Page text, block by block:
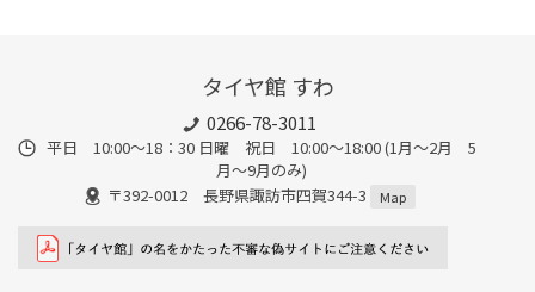
タイヤ館 すわ
0266-78-3011
平日 10:00〜18：30 日曜 祝日 10:00〜18:00 (1月〜2月 5
月〜9月のみ)
〒392-0012 長野県諏訪市四賀344-3
Map